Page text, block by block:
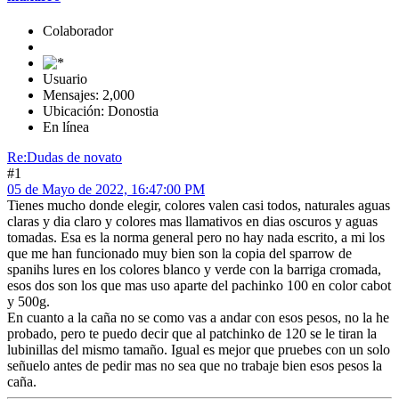
Colaborador
Usuario
Mensajes: 2,000
Ubicación: Donostia
En línea
Re:Dudas de novato
#1
05 de Mayo de 2022, 16:47:00 PM
Tienes mucho donde elegir, colores valen casi todos, naturales aguas
claras y dia claro y colores mas llamativos en dias oscuros y aguas
tomadas. Esa es la norma general pero no hay nada escrito, a mi los
que me han funcionado muy bien son la copia del sparrow de
spanihs lures en los colores blanco y verde con la barriga cromada,
esos dos son los que mas uso aparte del pachinko 100 en color cabot
y 500g.
En cuanto a la caña no se como vas a andar con esos pesos, no la he
probado, pero te puedo decir que al patchinko de 120 se le tiran la
lubinillas del mismo tamaño. Igual es mejor que pruebes con un solo
señuelo antes de pedir mas no sea que no trabaje bien esos pesos la
caña.